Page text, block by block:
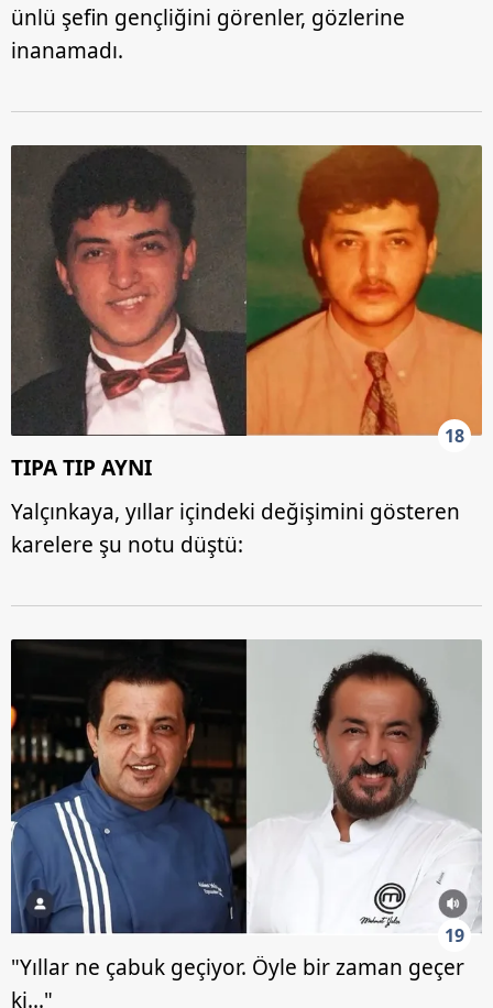
ünlü şefin gençliğini görenler, gözlerine
inanamadı.
18
TIPA TIP AYNI
Yalçınkaya, yıllar içindeki değişimini gösteren
karelere şu notu düştü:
19
"Yıllar ne çabuk geçiyor. Öyle bir zaman geçer
ki..."